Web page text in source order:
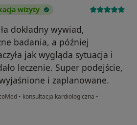
wizyty
dokładny wywiad,
badania, a później
jak wygląda sytuacja i
leczenie. Super podejście,
i zaplanowane.
• konsultacja kardiologiczna •